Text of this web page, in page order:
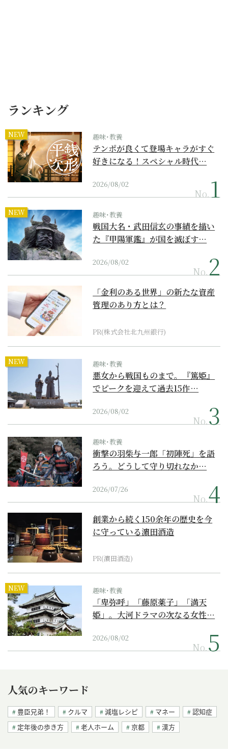
ランキング
NEW 趣味･教養
テンポが良くて登場キャラがすぐ
好きになる！スペシャル時代…
2026/08/02
No.
NEW 趣味･教養
戦国大名・武田信玄の事績を描い
た『甲陽軍鑑』が国を滅ぼす…
2026/08/02
No.
「金利のある世界」の新たな資産
管理のあり方とは？
PR(株式会社北九州銀行)
NEW 趣味･教養
悪女から戦国ものまで。『篤姫』
でピークを迎えて過去15作…
2026/08/02
No.
趣味･教養
衝撃の羽柴与一郎「初陣死」を語
ろう。どうして守り切れなか…
2026/07/26
No.
創業から続く150余年の歴史を今
に守っている濵田酒造
PR(濵田酒造)
NEW 趣味･教養
「卑弥呼」「藤原薬子」「満天
姫」。大河ドラマの次なる女性…
2026/08/02
No.
人気のキーワード
豊臣兄弟！ クルマ 減塩レシピ マネー
認知症
定年後の歩き方
老人ホーム 京都 漢方